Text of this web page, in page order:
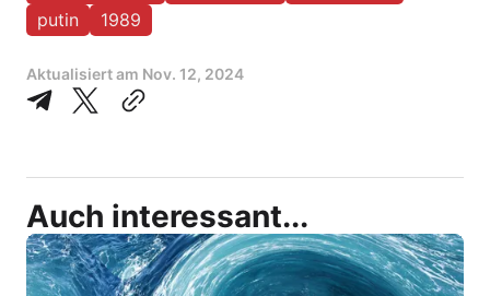
putin
1989
Aktualisiert am Nov. 12, 2024
Auch interessant...